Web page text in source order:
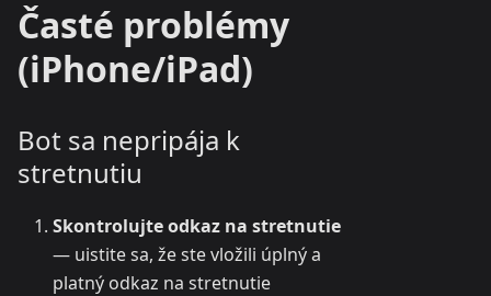
Časté problémy
(iPhone/iPad)
Bot sa nepripája k
stretnutiu
Skontrolujte odkaz na stretnutie
— uistite sa, že ste vložili úplný a
platný odkaz na stretnutie